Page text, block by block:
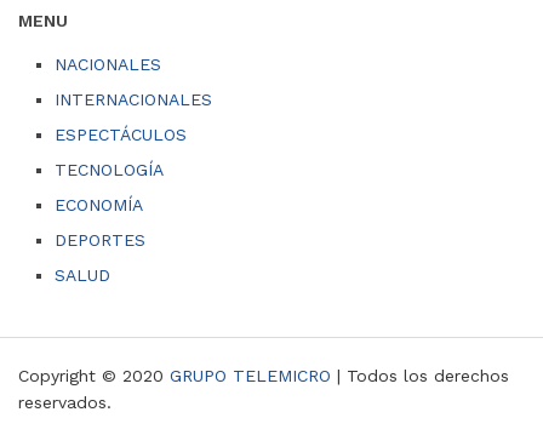
MENU
NACIONALES
INTERNACIONALES
ESPECTÁCULOS
TECNOLOGÍA
ECONOMÍA
DEPORTES
SALUD
Copyright © 2020 GRUPO TELEMICRO | Todos los derechos
reservados.